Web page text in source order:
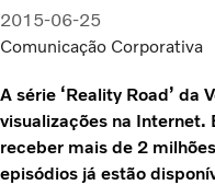
2015-06-25
Comunicação Corporativa
A série ‘Reality Road’ da
visualizações na Internet.
receber mais de 2
episódios já estão